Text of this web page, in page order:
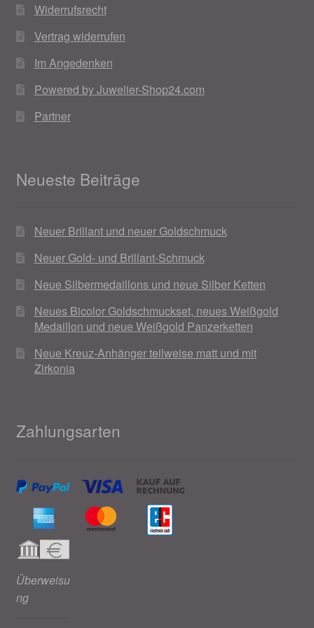
Widerrufsrecht
Vertrag widerrufen
Im Angedenken
Powered by Juwelier-Shop24.com
Partner
Neueste Beiträge
Neuer Brillant und neuer Goldschmuck
Neuer Gold- und Brillant-Schmuck
Neue Silbermedaillons und neue Silber Ketten
Neues Bicolor Goldschmuckset, neues Weißgold
Medaillon und neue Weißgold Panzerketten
Neue Kreuz-Anhänger teilweise matt und mit
Zirkonia
Zahlungsarten
Überweisu
ng